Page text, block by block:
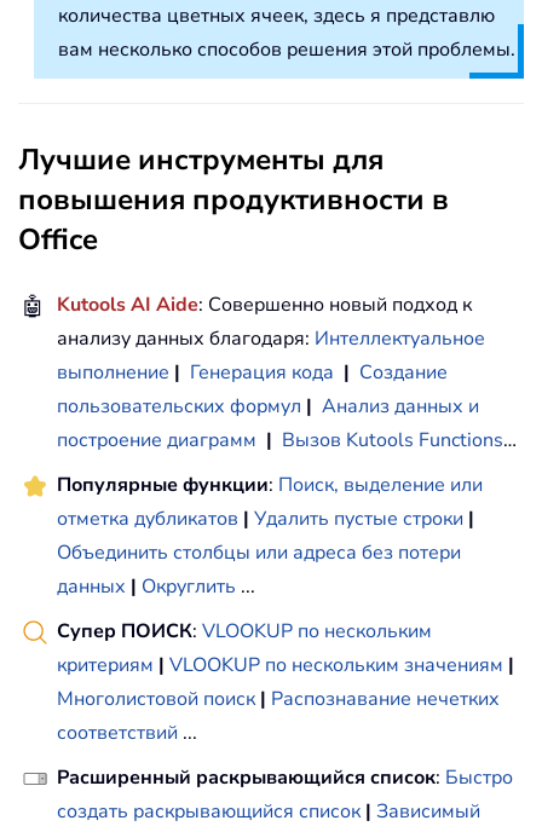
количества цветных ячеек, здесь я представлю
вам несколько способов решения этой проблемы.
Лучшие инструменты для
повышения продуктивности в
Office
🤖 Kutools AI Aide: Совершенно новый подход к
анализу данных благодаря: Интеллектуальное
выполнение | Генерация кода | Создание
пользовательских формул | Анализ данных и
построение диаграмм | Вызов Kutools Functions…
Популярные функции: Поиск, выделение или
отметка дубликатов | Удалить пустые строки |
Объединить столбцы или адреса без потери
данных | Округлить ...
Супер ПОИСК: VLOOKUP по нескольким
критериям | VLOOKUP по нескольким значениям |
Многолистовой поиск | Распознавание нечетких
соответствий ...
Расширенный раскрывающийся список: Быстро
создать раскрывающийся список | Зависимый